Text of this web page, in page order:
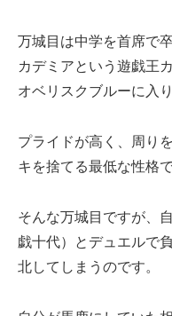
万城目は中学を首席で
カデミアという遊戯王
オベリスクブルーに入り
プライドが高く、周り
キを捨てる最低な性格で
そんな万城目ですが、
戯十代）とデュエルで
北してしまうのです。